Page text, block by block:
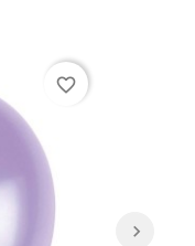
favorite_border